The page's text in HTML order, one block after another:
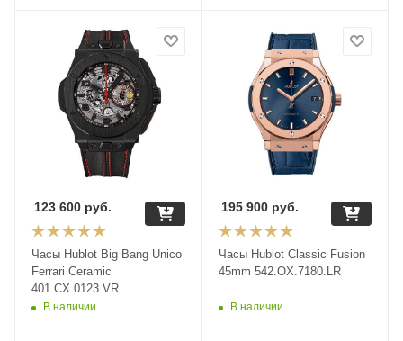
Часы Hublot Big Bang Unico
Ferrari Ceramic
401.CX.0123.VR
В наличии
123 600 руб.
Часы Hublot Classic Fusion
45mm 542.OX.7180.LR
В наличии
195 900руб.